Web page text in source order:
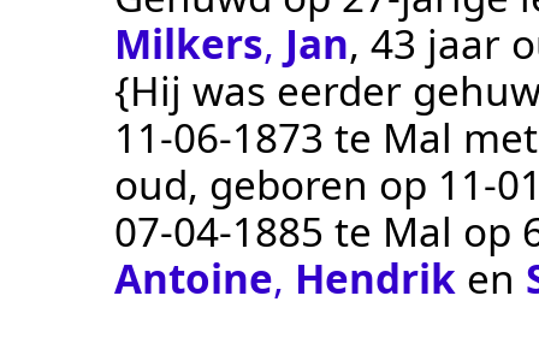
Milkers, Jan, 43 jaar
{Hij was eerder
11‑06‑1873 te Mal
oud, geboren op
07‑04‑1885 te Mal op
Antoine, Hendrik en